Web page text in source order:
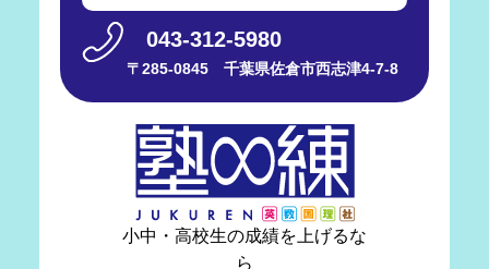
043-312-5980
〒285-0845 千葉県佐倉市西志津4-7-8
小中・高校生の成績を上げるな
ら